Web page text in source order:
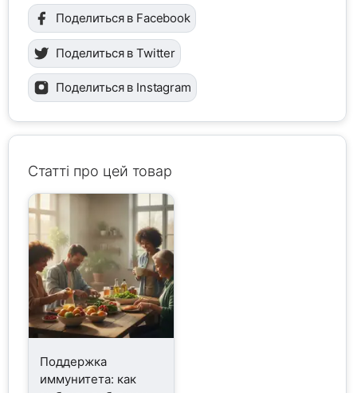
Поделиться в Facebook
Поделиться в Twitter
Поделиться в Instagram
Статті про цей товар
Поддержка
иммунитета: как